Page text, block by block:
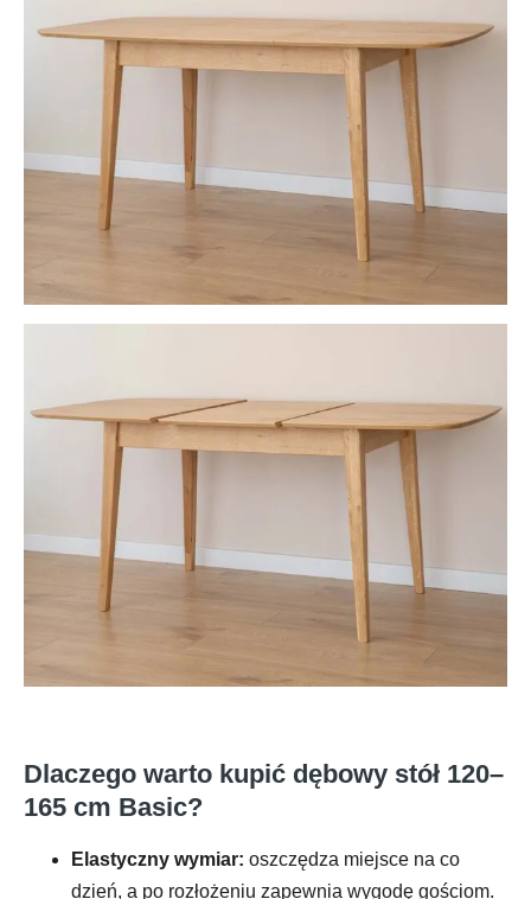
Dlaczego warto kupić dębowy stół 120–
165 cm Basic?
Elastyczny wymiar: oszczędza miejsce na co
dzień, a po rozłożeniu zapewnia wygodę gościom.